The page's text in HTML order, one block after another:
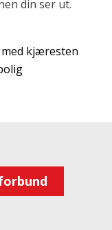
din ser ut.
kjæresten